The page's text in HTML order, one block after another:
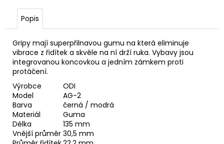
Popis
Gripy mají superpřilnavou gumu na která eliminuje
vibrace z řidítek a skvěle na ní drží ruka. Vybavy jsou
integrovanou koncovkou a jedním zámkem proti
protáčení.
Výrobce
ODI
Model
AG-2
Barva
černá / modrá
Materiál
Guma
Délka
135 mm
Vnější průměr 30,5 mm
m
e
KAZETA
SHIMANO
DEORE
CS-
M6100
12
10-